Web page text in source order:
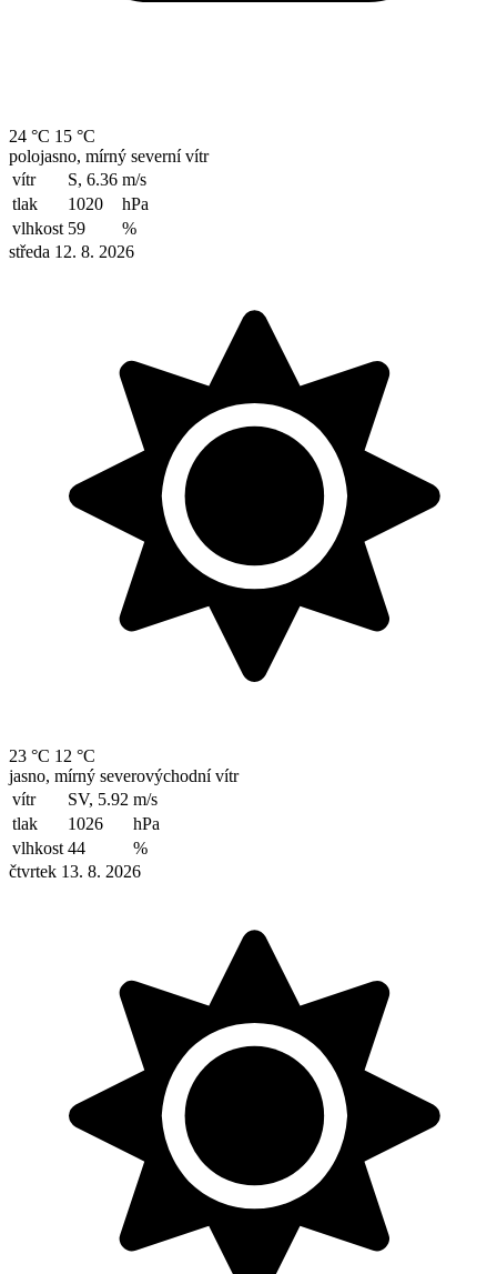
24 °C 15 °C
polojasno, mírný severní vítr
vítr
S, 6.36 m/s
tlak
1020
hPa
vlhkost 59
%
středa 12. 8. 2026
23 °C 12 °C
jasno, mírný severovýchodní vítr
vítr
SV, 5.92 m/s
tlak
1026
hPa
vlhkost 44
%
čtvrtek 13. 8. 2026